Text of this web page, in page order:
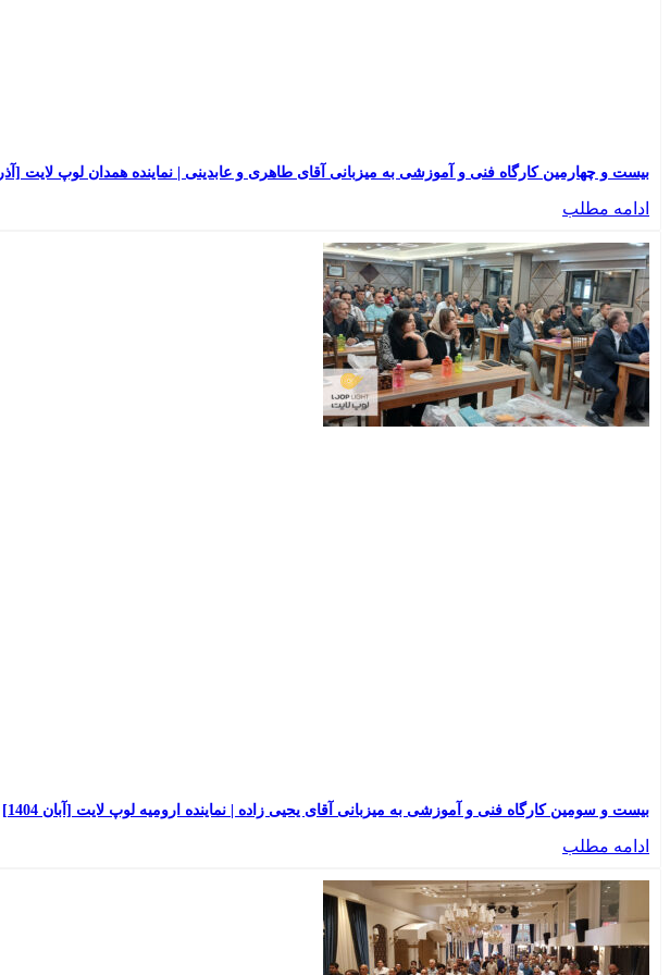
بیست و چهارمین کارگاه فنی و آموزشی به میزبانی آقای طاهری و عابدینی | نماینده همدان لوپ لایت [آذر 1404]
ادامه مطلب
بیست و سومین کارگاه فنی و آموزشی به میزبانی آقای یحیی زاده | نماینده ارومیه لوپ لایت [آبان 1404]
ادامه مطلب